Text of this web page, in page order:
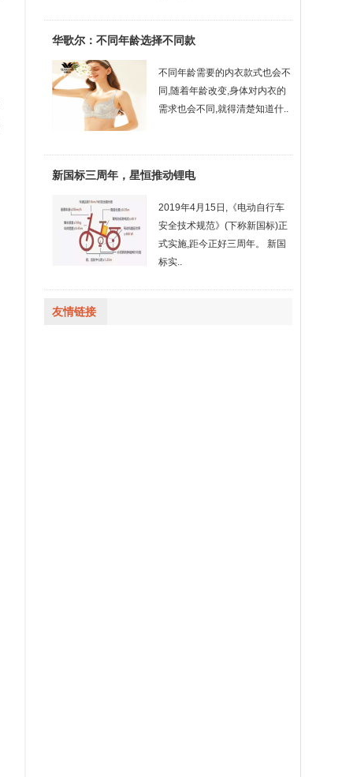
华歌尔：不同年龄选择不同款
不同年龄需要的内衣款式也会不
同,随着年龄改变,身体对内衣的
需求也会不同,就得清楚知道什..
新国标三周年，星恒推动锂电
2019年4月15日,《电动自行车
安全技术规范》(下称新国标)正
式实施,距今正好三周年。 新国
标实..
友情链接